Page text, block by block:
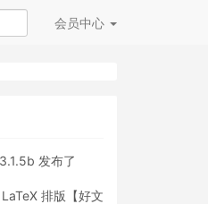
会员中心
发布了
排版【好文